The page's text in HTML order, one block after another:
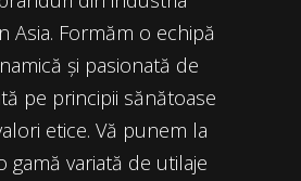
Asia. Formăm o echipă
și pasionată de
pe principii sănătoase
etice. Vă punem la
gamă variată de utilaje